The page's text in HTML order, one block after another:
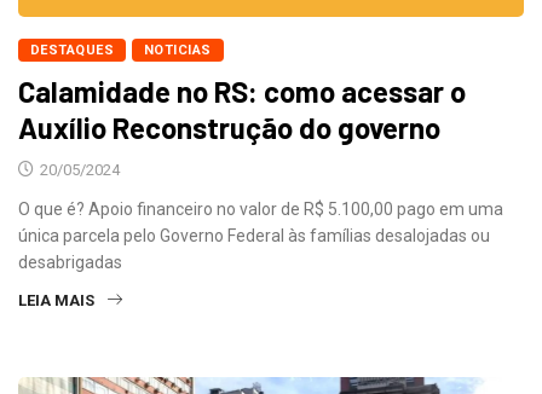
DESTAQUES NOTICIAS
Calamidade no RS: como acessar o
Auxílio Reconstrução do governo
20/05/2024
O que é? Apoio financeiro no valor de R$ 5.100,00 pago em uma
única parcela pelo Governo Federal às famílias desalojadas ou
desabrigadas
LEIA MAIS